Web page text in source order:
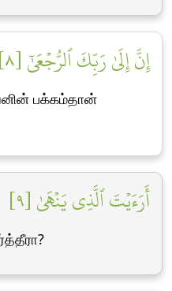
إِنَّ إِلَىٰ رَبِّكَ ٱلرُّجۡعَىٰٓ [٨]
பக்கம்தான்
أَرَءَيۡتَ ٱلَّذِي يَنۡهَىٰ [٩]